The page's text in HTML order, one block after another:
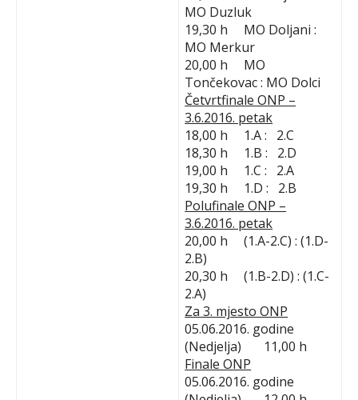
MO Duzluk
19,30 h MO Doljani :
MO Merkur
20,00 h MO
Tončekovac : MO Dolci
Četvrtfinale ONP –
3.6.2016. petak
18,00 h 1.A : 2.C
18,30 h 1.B : 2.D
19,00 h 1.C : 2.A
19,30 h 1.D : 2.B
Polufinale ONP –
3.6.2016. petak
20,00 h (1.A-2.C) : (1.D-
2.B)
20,30 h (1.B-2.D) : (1.C-
2.A)
Za 3. mjesto ONP
05.06.2016. godine
(Nedjelja) 11,00 h
Finale ONP
05.06.2016. godine